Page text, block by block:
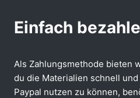
Einfach
Als Zahlungsmethode bieten
du die Materialien schnell
Paypal nutzen zu können,